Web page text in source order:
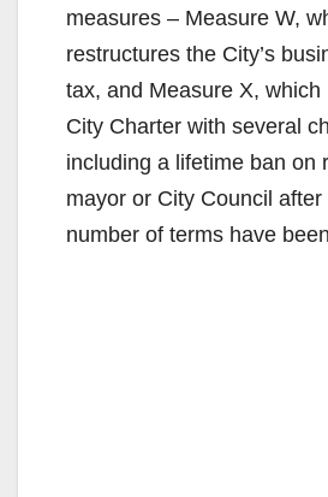
measures – Measure W,
restructures the City’s
tax, and Measure X, which
City Charter with several
including a lifetime ban on
mayor or City Council after
number of terms have